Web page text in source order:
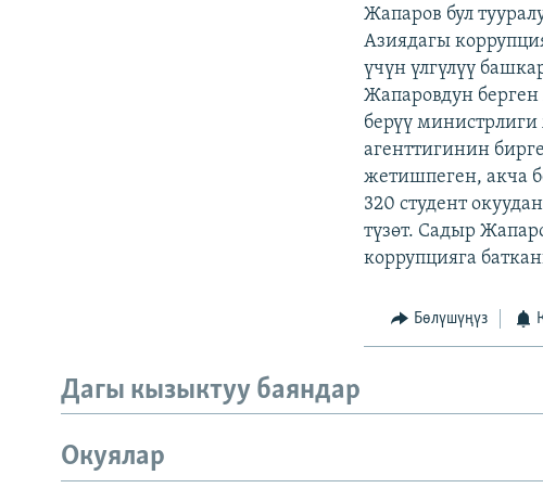
Жапаров бул
Азиядагы
үчүн үлгүлүү
Жапаровдун
берүү
агенттигинин
жетишпеген, акча
320 студент
түзөт. Садыр
коррупцияга
Бөлүшүңүз
Дагы кызыктуу баяндар
Окуялар